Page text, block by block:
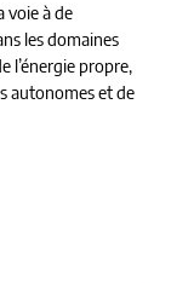
voie à de
les domaines
l’énergie propre,
autonomes et de